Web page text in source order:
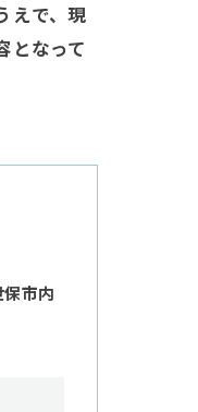
えで、現
となって
市内